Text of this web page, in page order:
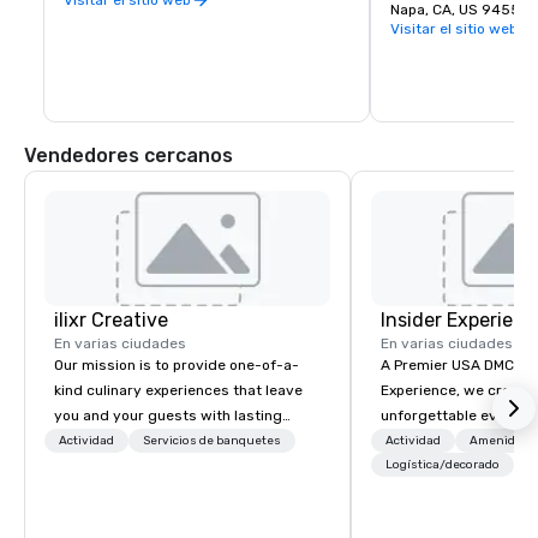
Napa, CA, US 94559
Visitar el sitio web
Vendedores cercanos
ilixr Creative
En varias ciudades
Our mission is to provide one-of-a-
kind culinary experiences that leave
you and your guests with lasting
memories and satiated palates. Every
Actividad Servicios de banquetes
Insider
En varias ciudades
A Premier USA DMC Partner
Experience, we create
unforgettable events
access to premium
class entertainment,
Actividad
Logística/decorado